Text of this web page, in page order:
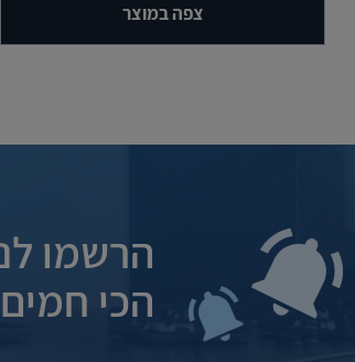
צפה במוצר
הרשמו
הכי